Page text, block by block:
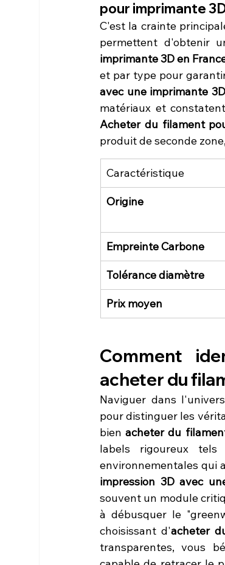
pour imprimante
C'est la crainte
permettent d'obtenir
imprimante 3D en
et par type pour
avec une imprimante
Acheter du filament
produit de seconde
Caractéristique
Origine
Empreinte Carbone
Tolérance diamètre
Prix moyen
Comment
acheter du
Naviguer dans
pour distinguer les
bien acheter du
labels rigoureux
environnementales qui
impression 3D avec
souvent un module
à débusquer le
choisissant d'acheter
transparentes, vous